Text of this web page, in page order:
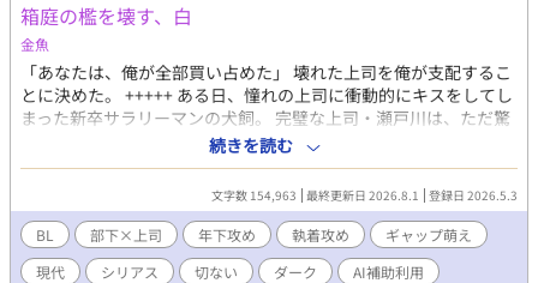
箱庭の檻を壊す、白
金魚
​「あなたは、俺が全部買い占めた」 壊れた上司を俺が支配するこ
とに決めた。 +++++ ある日、憧れの上司に衝動的にキスをしてし
まった新卒サラリーマンの犬飼。 完璧な上司・瀬戸川は、ただ驚
いているだけに見えた。 ──けれど。 その完璧な上司には、光の
中では決して見せない「裏の顔」があった。 ​【わんこ系部下の下
剋上攻め（23歳）× 幸薄美人な上司受け（30歳）】【ドS×ド
M】【光×闇】 「共依存」「歪な主従関係」「昼夜逆転のギャッ
プ」がお好きな方、どうぞ。 （※無断転載禁止です。） （※他サ
イトにも投稿しています。）
続きを読む
文字数 154,963 最終更新日 2026.8.1 登録日 2026.5.3
BL 部下×上司 年下攻め 執着攻め
ギャップ萌え
現代
シリアス 切ない ダーク AI補助利用